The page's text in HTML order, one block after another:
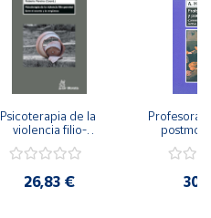
Psicoterapia de la
violencia filio-
secreto y la
26,83 €